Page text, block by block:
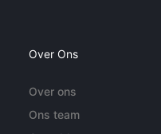
Over Ons
Over ons
Ons team